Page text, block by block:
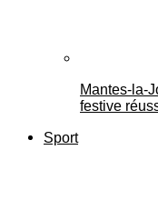
Mantes-la-
festive
Sport